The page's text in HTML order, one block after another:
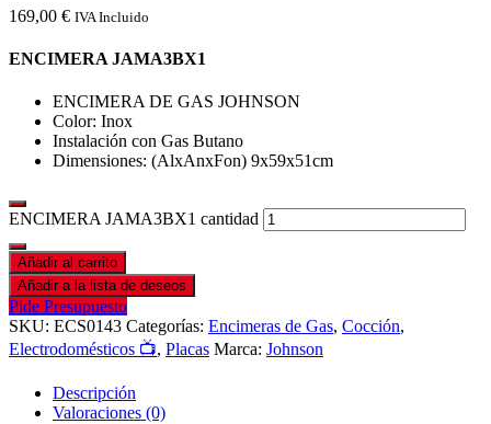
169,00 € IVA Incluido
ENCIMERA JAMA3BX1
ENCIMERA DE GAS JOHNSON
Color: Inox
Instalación con Gas Butano
Dimensiones: (AlxAnxFon) 9x59x51cm
ENCIMERA JAMA3BX1 cantidad
Añadir al carrito
Añadir a la lista de deseos
Pide Presupuesto
SKU: ECS0143 Categorías: Encimeras de Gas, Cocción,
Electrodomésticos 📺, Placas Marca: Johnson
Descripción
Valoraciones (0)